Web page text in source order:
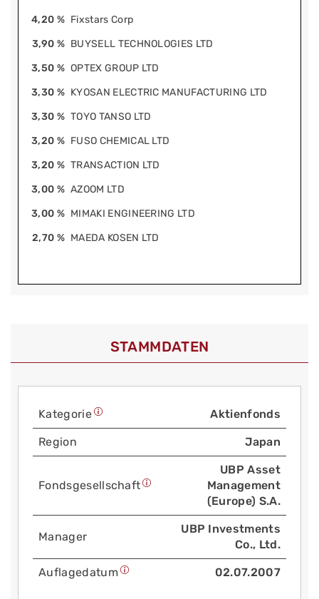
4,20 % Fixstars Corp
3,90 % BUYSELL TECHNOLOGIES LTD
3,50 % OPTEX GROUP LTD
3,30 % KYOSAN ELECTRIC MANUFACTURING LTD
3,30 % TOYO TANSO LTD
3,20 % FUSO CHEMICAL LTD
3,20 % TRANSACTION LTD
3,00 % AZOOM LTD
3,00 % MIMAKI ENGINEERING LTD
2,70 % MAEDA KOSEN LTD
STAMMDATEN
Kategorie Aktienfonds
Region Japan
Fonds­gesellschaft
UBP Asset
Management
(Europe) S.A.
Manager
UBP Investments
Co., Ltd.
Auflage­datum 02.07.2007